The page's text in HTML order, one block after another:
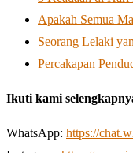
Apakah Semua
Seorang Lelaki
Percakapan
Ikuti kami
WhatsApp: https://